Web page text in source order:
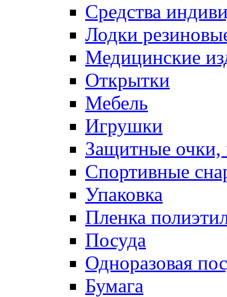
Средства
Лодки
Медицинские
Открытки
Мебель
Игрушки
Защитные очки,
Спортивные
Упаковка
Пленка
Посуда
Одноразовая
Бумага